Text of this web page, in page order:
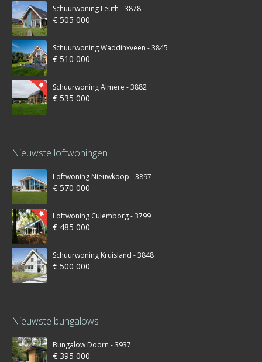
Schuurwoning Leuth - 3878
€ 505 000
Schuurwoning Waddinxveen - 3845
€ 510 000
Schuurwoning Almere - 3882
€ 535 000
Nieuwste loftwoningen
Loftwoning Nieuwkoop - 3897
€ 570 000
Loftwoning Culemborg - 3799
€ 485 000
Schuurwoning Kruisland - 3848
€ 500 000
Nieuwste bungalows
Bungalow Doorn - 3937
€ 395 000